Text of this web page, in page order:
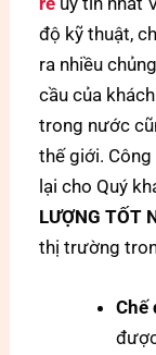
độ kỹ thuật,
ra nhiều
cầu của
trong nước
thế giới.
lại cho Quý
LƯỢNG TỐT
thị trường
Chế